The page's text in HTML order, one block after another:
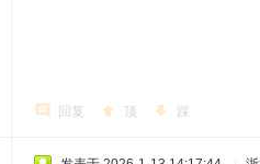
回复 顶 踩